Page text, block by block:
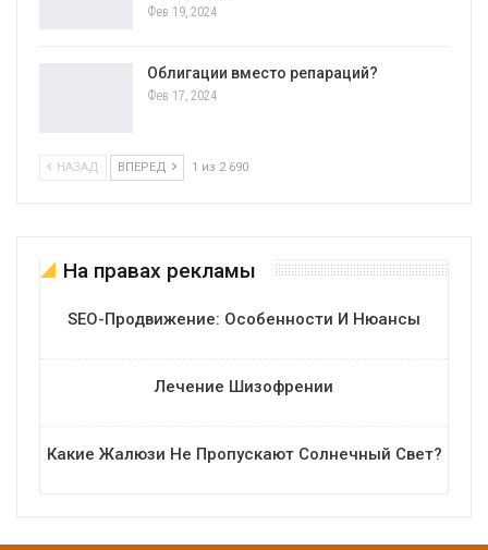
Фев 19, 2024
Облигации вместо репараций?
Фев 17, 2024
НАЗАД ВПЕРЕД 1 из 2 690
На правах рекламы
SEO-Продвижение: Особенности И Нюансы
Лечение Шизофрении
Какие Жалюзи Не Пропускают Солнечный Свет?